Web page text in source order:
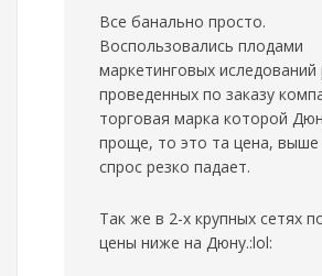
Все банально просто.
Воспользовались плодами
маркетинговых иследований
проведенных по заказу
торговая марка которой
проще, то это та цена, выше
спрос резко падает.
Так же в 2-х крупных сетях
цены ниже на Дюну.:lol: